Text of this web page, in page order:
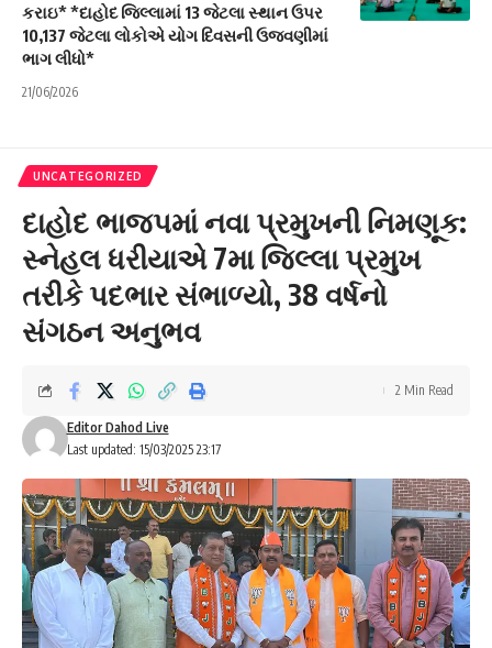
કરાઇ* *દાહોદ જિલ્લામાં 13 જેટલા સ્થાન ઉપર
10,137 જેટલા લોકોએ યોગ દિવસની ઉજવણીમાં
ભાગ લીધો*
21/06/2026
UNCATEGORIZED
દાહોદ ભાજપમાં નવા પ્રમુખની નિમણૂક:
સ્નેહલ ધરીયાએ 7મા જિલ્લા પ્રમુખ
તરીકે પદભાર સંભાળ્યો, 38 વર્ષનો
સંગઠન અનુભવ
Last updated: 15/03/2025 23:17
Editor Dahod Live
2 Min Read